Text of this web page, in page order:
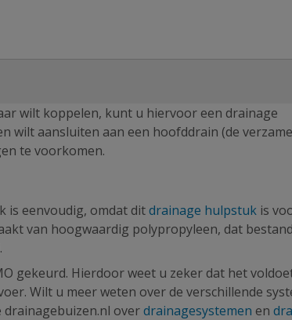
wilt koppelen, kunt u hiervoor een drainage
wilt aansluiten aan een hoofddrain (de
te voorkomen.
is eenvoudig, omdat ditdrainage hulpstuk is
van hoogwaardig polypropyleen, dat
gekeurd. Hierdoor weet u zeker dat het
Wilt u meer weten over de verschillende
drainagebuizen.nl overdrainagesystemen en